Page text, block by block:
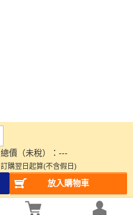
總價（未稅）： ---
訂購翌日起算(不含假日)
放入購物車